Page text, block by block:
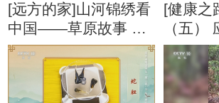
[远方的家]山河锦绣看
中国——草原故事 生
生不息 沼泽湿地 险象
[健康之
（五）
的正确